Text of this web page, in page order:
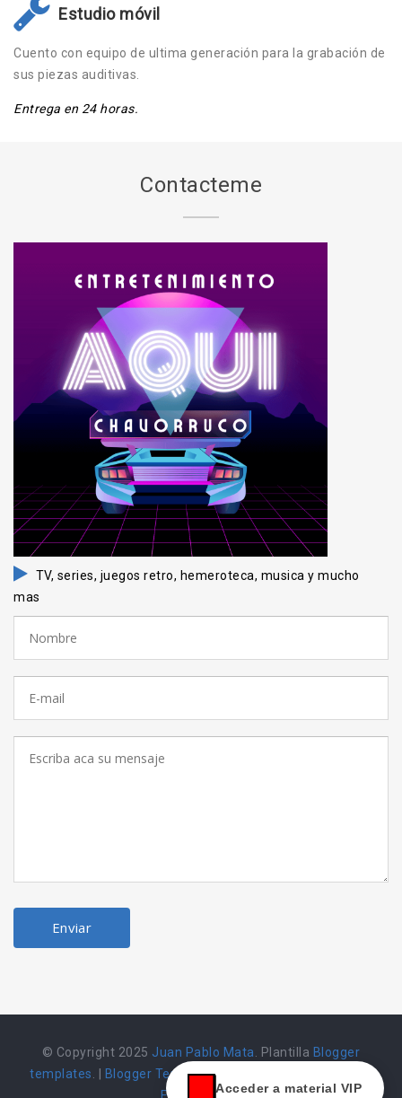
Acceder a material VIP
Estudio móvil
Cuento con equipo de ultima generación para la grabación de
sus piezas auditivas.
Entrega en 24 horas.
Contacteme
TV, series, juegos retro, hemeroteca, musica y mucho
mas
© Copyright 2025 Juan Pablo Mata . Plantilla Blogger
templates
Blogger Templates